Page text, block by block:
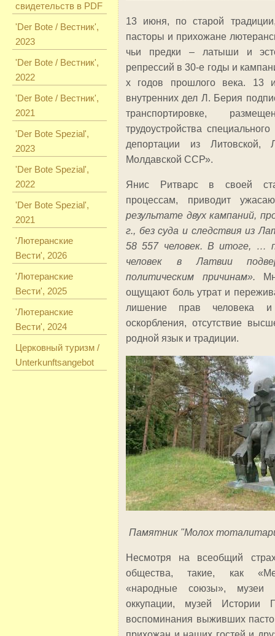
свидетельств в PDF
'Der Bote / Вестник',
2023
'Der Bote / Вестник',
2022
'Der Bote / Вестник',
2021
'Der Bote Spezial',
2023
'Der Bote Spezial',
2022
'Der Bote Spezial',
2021
'Лютеранские
Вести', 2026
'Лютеранские
Вести', 2025
'Лютеранские
Вести', 2024
Церковный туризм /
Unterkunftsangebot
13 июня, по старой
пасторы и прихожане
чьи предки – латыши и
репрессий в 30-е годы и
х годов прошлого века. 13
внутренних дел Л. Берия
транспортировке,
трудоустройства
депортации из Литовской,
Молдавской ССР».
Янис Ритварс в своей
процессам, приводит
результате двух кампаний,
г., без суда и следствия из
58 557 человек. В итоге, …
человек в Латвии
политическим причинам».
ощущают боль утрат и
лишение прав человека и
оскорбления, отсутствие
родной язык и традиции.
Памятник "Молох
Несмотря на всеобщий
общества, такие, как
«народные союзы», музеи
оккупации, музей Истории
воспоминания выживших